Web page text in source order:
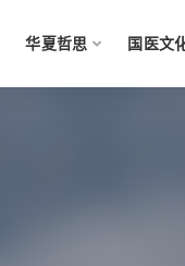
华夏哲思 国医文